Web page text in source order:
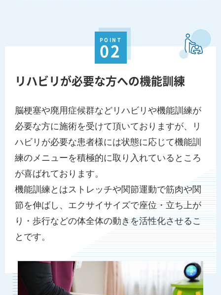
POINT
02
リハビリが必要な方への機能訓練
脳梗塞や廃用症候群などリハビリや機能訓練が
必要な方に施術を受けて頂いておりますが、リ
ハビリが必要な患者様には状態に応じて機能訓
練のメニューを積極的に取り入れているところ
が喜ばれております。
機能訓練とはストレッチや関節運動で筋肉や関
節を伸ばし、エクサイサイズで座位・立ち上が
り・歩行などの体全体の動きを活性化させるこ
とです。